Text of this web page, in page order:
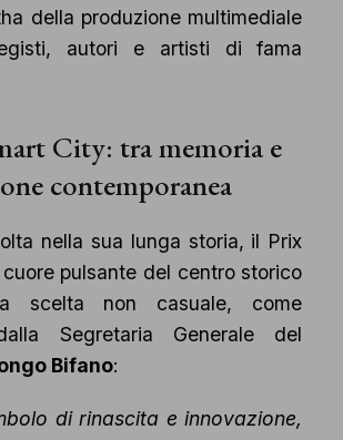
della produzione multimediale
autori e artisti di fama
City: tra memoria e
contemporanea
nella sua lunga storia, il Prix
pulsante del centro storico
scelta non casuale, come
Segretaria Generale del
Bifano:
di rinascita e innovazione,